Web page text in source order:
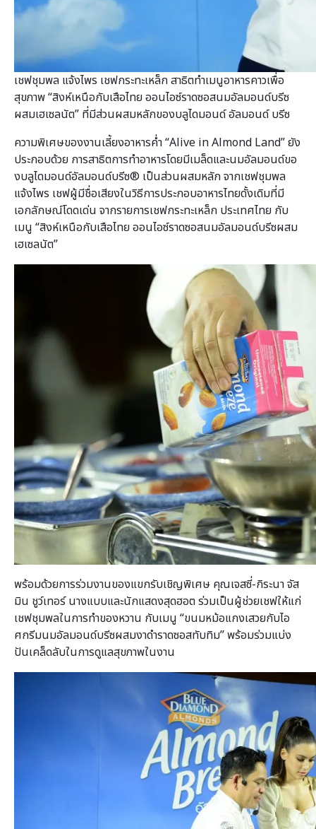
เชฟชุมพล แจ้งไพร เชฟกระทะเหล็ก สาธิตทำเมนูอาหารคาวเพื่อ
สุขภาพ “สิงห์เหนือกับเสือไทย ออนไอซ์ราดซอสนมอัลมอนด์บรีซ
ผสมเฮเซลนัต” ที่มีส่วนผสมหลักของบลูไดมอนด์ อัลมอนด์ บรีซ
ความพิเศษของงานเลี้ยงอาหารค่ำ “Alive in Almond Land” ยัง
ประกอบด้วย การสาธิตการทำอาหารโดยมีเมล็ดและนมอัลมอนด์ขอ
งบลูไดมอนด์อัลมอนด์บรีซ® เป็นส่วนผสมหลัก จากเชฟชุมพล
แจ้งไพร เชฟผู้มีชื่อเสียงในวิธีการประกอบอาหารไทยดั้งเดิมที่มี
เอกลักษณ์โดดเด่น จากรายการเชฟกระทะเหล็ก ประเทศไทย กับ
เมนู “สิงห์เหนือกับเสือไทย ออนไอซ์ราดซอสนมอัลมอนด์บรีซผสม
เฮเซลนัต”
พร้อมด้วยการร่วมงานของแขกรับเชิญพิเศษ คุณเจสซี่-กิระนา จัส
มิน ชูว์เทอร์ นางแบบและนักแสดงสุดฮอต ร่วมเป็นผู้ช่วยเชฟให้แก่
เชฟชุมพลในการทำของหวาน กับเมนู “ขนมหม้อแกงเสวยกับไอ
ศกรีมนมอัลมอนด์บรีซผสมงาดำราดซอสทับทิม” พร้อมร่วมแบ่ง
ปันเคล็ดลับในการดูแลสุขภาพในงาน